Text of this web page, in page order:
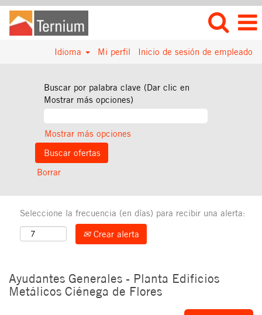
Idioma Mi perfil Inicio de sesión de empleado
Buscar por palabra clave (Dar clic en
Mostrar más opciones)
Mostrar más opciones
Borrar
Seleccione la frecuencia (en días) para recibir una alerta:
Crear alerta
Ayudantes Generales - Planta Edificios
Metálicos Ciénega de Flores